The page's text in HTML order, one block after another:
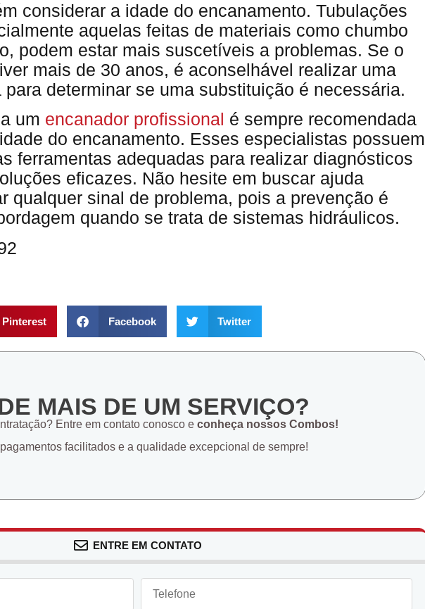
considerar a idade do encanamento. Tubulações
aquelas feitas de materiais como chumbo
podem estar mais suscetíveis a problemas. Se o
mais de 30 anos, é aconselhável realizar uma
determinar se uma substituição é necessária.
um encanador profissional é sempre recomendada
do encanamento. Esses especialistas possuem
ferramentas adequadas para realizar diagnósticos
eficazes. Não hesite em buscar ajuda
qualquer sinal de problema, pois a prevenção é
quando se trata de sistemas hidráulicos.
Pinterest Facebook Twitter
MAIS DE UM SERVIÇO?
Entre em contato conosco e conheça nossos Combos!
facilitados e a qualidade excepcional de sempre!
ENTRE EM CONTATO